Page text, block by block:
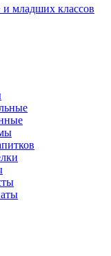
младших классов